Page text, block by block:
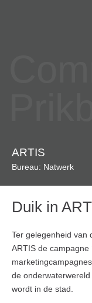
ARTIS
Bureau: Natwerk
Duik in
Ter gelegenheid van
ARTIS de campagne
de
wordt in de stad.